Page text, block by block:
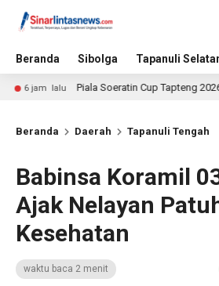
Beranda Sibolga Tapanuli
lalu Piala Soeratin Cup Tapteng 2026 Resmi
Beranda Daerah Tapanuli Tengah
Babinsa Koramil
Ajak Nelayan
Kesehatan
waktu baca 2 menit